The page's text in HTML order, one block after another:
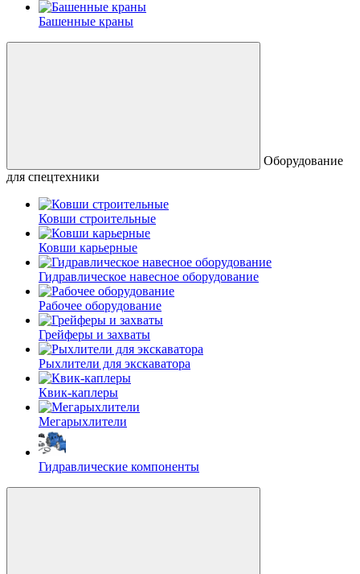
Башенные краны
Оборудование
для спецтехники
Ковши строительные
Ковши карьерные
Гидравлическое навесное оборудование
Рабочее оборудование
Грейферы и захваты
Рыхлители для экскаватора
Квик-каплеры
Мегарыхлители
Гидравлические компоненты